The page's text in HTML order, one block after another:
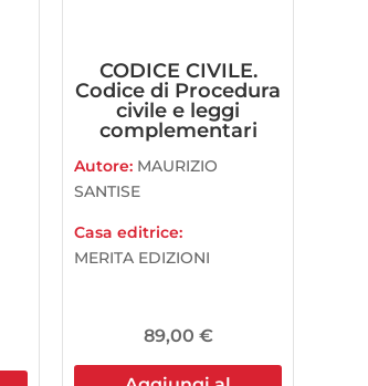
CODICE CIVILE.
Codice di Procedura
civile e leggi
complementari
Autore: MAURIZIO
SANTISE
Casa editrice:
MERITA EDIZIONI
89,00 €